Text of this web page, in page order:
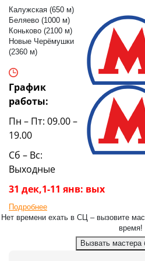
Калужская (650 м)
Беляево (1000 м)
Коньково (2100 м)
Новые Черёмушки
(2360 м)
График
работы:
Пн – Пт: 09.00 –
19.00
Сб – Вс:
Выходные
31 дек,1-11 янв: вых
Подробнее
Нет времени ехать в СЦ – вызовите
время!
Вызвать мастера